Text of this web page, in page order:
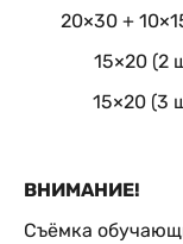
20×30 +
15×20 (2
15×20 (3
ВНИМАНИЕ!
Съёмка